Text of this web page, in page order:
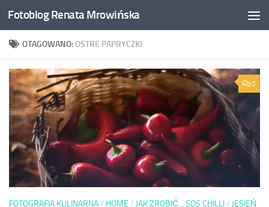
Przeskocz do treści
Fotoblog Renata Mrowińska
OTAGOWANO:OSTRE PAPRYCZKI
0
FOTOGRAFIA KULINARNA/ HOME / JAK ZROBIĆ... SOS CHILLI/ JESIEŃ